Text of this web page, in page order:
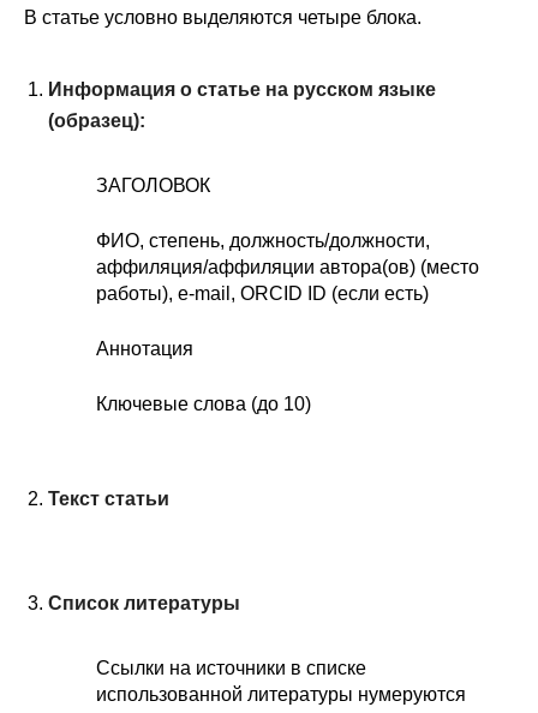
В статье условно выделяются четыре блока.
Информация о статье на русском языке
(образец):
ЗАГОЛОВОК
ФИО, степень, должность/должности,
аффиляция/аффиляции автора(ов) (место
работы), e-mail, ORCID
ID (если есть)
Аннотация
Ключевые слова (до 10)
Текст статьи
Список литературы
Ссылки на источники в списке
использованной литературы нумеруются